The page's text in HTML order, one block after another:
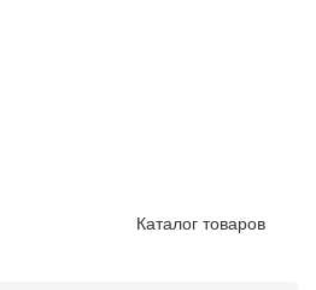
Каталог товаров